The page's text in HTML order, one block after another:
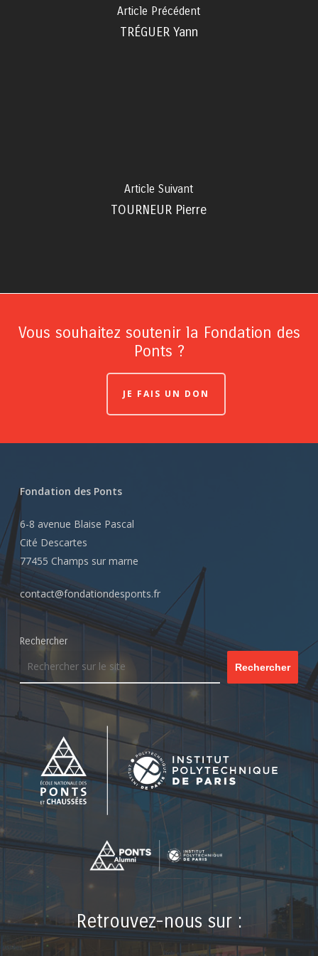
Article Précédent
TRÉGUER Yann
Article Suivant
TOURNEUR Pierre
Vous souhaitez soutenir la Fondation des
Ponts ?
JE FAIS UN DON
Fondation des Ponts
6-8 avenue Blaise Pascal
Cité Descartes
77455 Champs sur marne
contact@fondationdesponts.fr
Rechercher
Rechercher
Retrouvez-nous sur :